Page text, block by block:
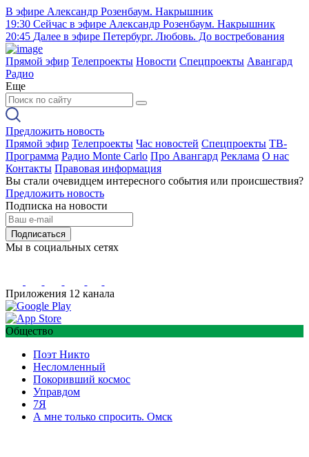
В эфире Александр Розенбаум. Накрышник
19:30 Сейчас в эфире Александр Розенбаум. Накрышник
20:45 Далее в эфире Петербург. Любовь. До востребования
Прямой эфир Телепроекты Новости Спецпроекты Авангард
Радио
Еще
Предложить новость
Прямой эфир Телепроекты Час новостей Спецпроекты ТВ-
Программа Радио Monte Carlo Про Авангард Реклама О нас
Контакты Правовая информация
Вы стали очевидцем интересного события или происшествия?
Предложить новость
Подписка на новости
Подписаться
Мы в социальных сетях
Приложения 12 канала
Общество
Поэт Никто
Несломленный
Покоривший космос
Управдом
7Я
А мне только спросить. Омск